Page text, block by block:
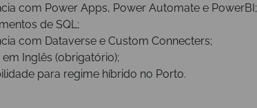
com Power Apps, Power Automate e PowerBI;
de SQL;
com Dataverse e Custom Connecters;
em Inglês (obrigatório);
para regime híbrido no Porto.